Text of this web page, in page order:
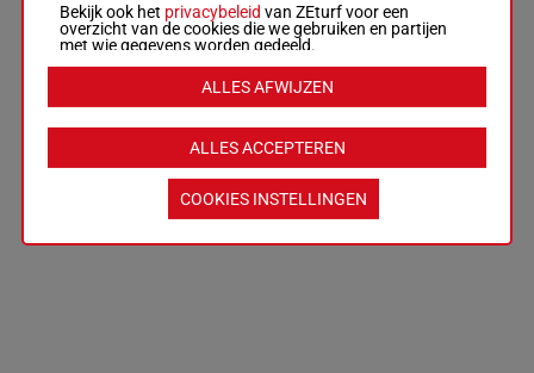
Bekijk ook het privacybeleid van ZEturf voor een
overzicht van de cookies die we gebruiken en partijen
met wie gegevens worden gedeeld.
ALLES ACCEPTEREN
ALLES AFWIJZEN
COOKIES INSTELLINGEN